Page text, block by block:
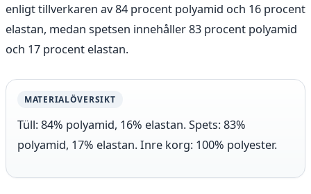
enligt tillverkaren av 84 procent polyamid och 16 procent
elastan, medan spetsen innehåller 83 procent polyamid
och 17 procent elastan.
MATERIALÖVERSIKT
Tüll: 84% polyamid, 16% elastan. Spets: 83%
polyamid, 17% elastan. Inre korg: 100% polyester.